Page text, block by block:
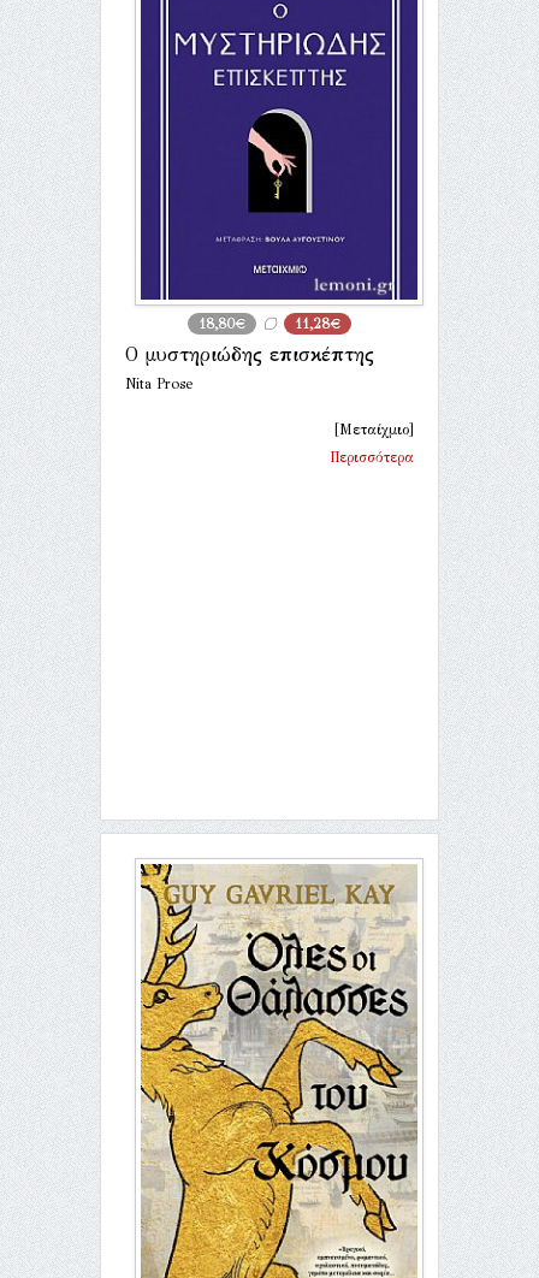
18,80€ 11,28€
Ο μυστηριώδης επισκέπτης
Nita Prose
[Μεταίχμιο]
Περισσότερα